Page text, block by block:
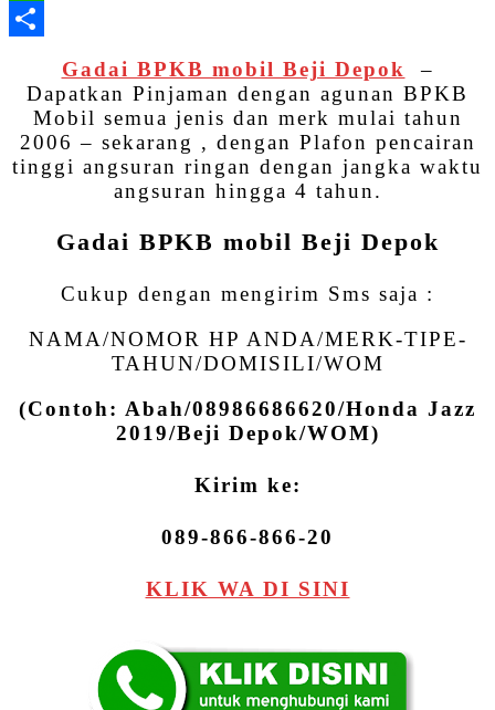
Gadai BPKB mobil Beji Depok
–
Dapatkan Pinjaman dengan agunan BPKB
Mobil semua jenis dan merk mulai tahun
2006 – sekarang , dengan Plafon pencairan
tinggi angsuran ringan dengan jangka waktu
angsuran hingga 4 tahun.
Gadai BPKB mobil Beji Depok
Cukup dengan mengirim Sms saja :
NAMA/NOMOR HP ANDA/MERK-TIPE-
TAHUN/DOMISILI/WOM
(Contoh: Abah/08986686620/Honda Jazz
2019/Beji Depok/WOM)
Kirim ke:
089-866-866-20
KLIK WA DI SINI